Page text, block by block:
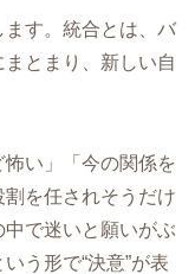
ます。統合とは、バ
とまり、新しい自
い」「今の関係を
を任されそうだけ
で迷いと願いがぶ
う形で“決意”が表